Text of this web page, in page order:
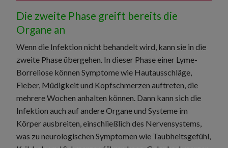
Die zweite Phase greift bereits die
Organe an
Wenn die Infektion nicht behandelt wird, kann sie in die
zweite Phase übergehen. In dieser Phase einer Lyme-
Borreliose können Symptome wie Hautausschläge,
Fieber, Müdigkeit und Kopfschmerzen auftreten, die
mehrere Wochen anhalten können. Dann kann sich die
Infektion auch auf andere Organe und Systeme im
Körper ausbreiten, einschließlich des Nervensystems,
was zu neurologischen Symptomen wie Taubheitsgefühl,